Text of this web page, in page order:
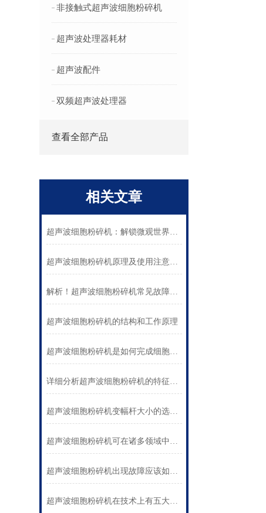
非接触式超声波细胞粉碎机
超声波处理器耗材
超声波配件
双频超声波处理器
查看全部产品
相关文章
超声波细胞粉碎机：解锁微观世界的“分子手术刀”
超声波细胞粉碎机原理及使用注意事项解析
解析！超声波细胞粉碎机常见故障和处理方式
超声波细胞粉碎机的结构和工作原理
超声波细胞粉碎机是如何完成细胞破碎的？
详细分析超声波细胞粉碎机的特征、使用以及注意事项
超声波细胞粉碎机变幅杆大小的选择介绍
超声波细胞粉碎机可在诸多领域中得到广泛应用
超声波细胞粉碎机出现故障应该如何及时处理？
超声波细胞粉碎机在技术上有五大特点